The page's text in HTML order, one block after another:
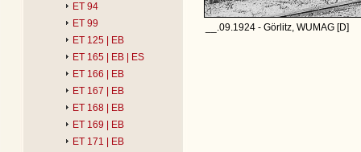
ET 94
ET 99
ET 125 | EB
ET 165 | EB | ES
ET 166 | EB
ET 167 | EB
ET 168 | EB
ET 169 | EB
ET 171 | EB
__.09.1924 - Görlitz, WUMAG [D]